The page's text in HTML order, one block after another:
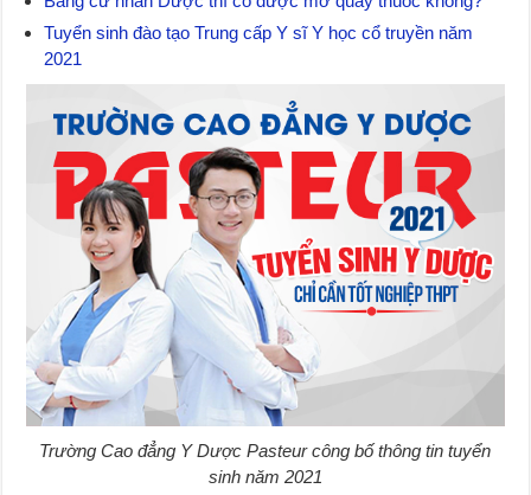
Tuyển sinh đào tạo Trung cấp Y sĩ Y học cổ truyền năm
2021
Trường Cao đẳng Y Dược Pasteur công bố thông tin tuyển
sinh năm 2021